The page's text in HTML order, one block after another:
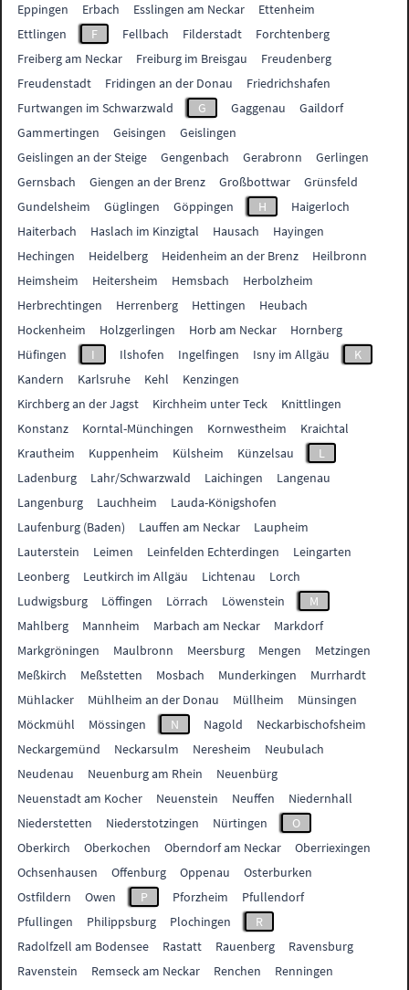
Eppingen
Erbach Esslingen am Neckar
Ettenheim
Ettlingen
F Fellbach Filderstadt
Forchtenberg
Freiberg am Neckar
Freiburg im Breisgau
Freudenberg
Freudenstadt
Fridingen an der Donau
Friedrichshafen
Furtwangen im Schwarzwald
G Gaggenau
Gaildorf
Gammertingen
Geisingen
Geislingen
Geislingen an der Steige
Gengenbach Gerabronn
Gerlingen
Gernsbach
Giengen an der Brenz Großbottwar
Grünsfeld
Gundelsheim
Güglingen Göppingen H
Haigerloch
Haiterbach
Haslach im Kinzigtal Hausach
Hayingen
Hechingen
Heidelberg Heidenheim an der Brenz
Heilbronn
Heimsheim
Heitersheim Hemsbach
Herbolzheim
Herbrechtingen
Herrenberg Hettingen
Heubach
Hockenheim
Holzgerlingen Horb am Neckar
Hornberg
Hüfingen
I Ilshofen Ingelfingen Isny im Allgäu
K
Kandern
Karlsruhe Kehl
Kenzingen
Kirchberg an der Jagst
Kirchheim unter Teck
Knittlingen
Konstanz
Korntal-Münchingen Kornwestheim
Kraichtal
Krautheim
Kuppenheim Külsheim Künzelsau
L
Ladenburg
Lahr/Schwarzwald Laichingen
Langenau
Langenburg
Lauchheim
Lauda-Königshofen
Laufenburg (Baden)
Lauffen am Neckar
Laupheim
Lauterstein
Leimen Leinfelden Echterdingen
Leingarten
Leonberg
Leutkirch im Allgäu Lichtenau
Lorch
Ludwigsburg
Löffingen Lörrach Löwenstein
M
Mahlberg
Mannheim Marbach am Neckar
Markdorf
Markgröningen
Maulbronn Meersburg Mengen
Metzingen
Meßkirch
Meßstetten Mosbach Munderkingen
Murrhardt
Mühlacker
Mühlheim an der Donau Müllheim
Münsingen
Möckmühl
Mössingen N Nagold
Neckarbischofsheim
Neckargemünd
Neckarsulm Neresheim
Neubulach
Neudenau
Neuenburg am Rhein
Neuenbürg
Neuenstadt am Kocher
Neuenstein Neuffen
Niedernhall
Niederstetten
Niederstotzingen Nürtingen
O
Oberkirch
Oberkochen Oberndorf am Neckar
Oberriexingen
Ochsenhausen
Offenburg Oppenau
Osterburken
Ostfildern
Owen P Pforzheim
Pfullendorf
Pfullingen
Philippsburg Plochingen
R
Radolfzell am Bodensee
Rastatt Rauenberg
Ravensburg
Ravenstein
Remseck am Neckar Renchen
Renningen